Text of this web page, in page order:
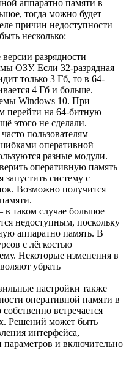
аппаратно памяти в
тогда можно будет
причин недоступности
несколько:
разрядности
ОЗУ. Если 32-разрядная
только 3 Гб, то в 64-
4 Гб и больше.
Windows 10. При
перейти на 64-битную
этого не сделали.
пользователям
оперативной
разные модули.
оперативную память
систему с
Возможно получится
таком случае большое
недоступным, поскольку
аппаратно память. В
с лёгкостью
Некоторые изменения в
убрать
настройки также
оперативной памяти в
встречается
Решений может быть
интерфейса,
параметров и включительно